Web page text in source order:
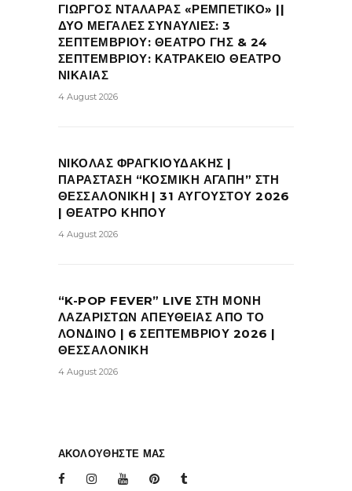
ΓΙΩΡΓΟΣ ΝΤΑΛΑΡΑΣ «ΡΕΜΠΕΤΙΚΟ» ||
ΔΥΟ ΜΕΓΑΛΕΣ ΣΥΝΑΥΛΙΕΣ: 3
ΣΕΠΤΕΜΒΡΙΟΥ: ΘΕΑΤΡΟ ΓΗΣ & 24
ΣΕΠΤΕΜΒΡΙΟΥ: ΚΑΤΡΑΚΕΙΟ ΘΕΑΤΡΟ
ΝΙΚΑΙΑΣ
4 August 2026
ΝΙΚΟΛΑΣ ΦΡΑΓΚΙΟΥΔΑΚΗΣ |
ΠΑΡΑΣΤΑΣΗ “ΚΟΣΜΙΚΗ ΑΓΑΠΗ” ΣΤΗ
ΘΕΣΣΑΛΟΝΙΚΗ | 31 ΑΥΓΟΥΣΤΟΥ 2026
| ΘΕΑΤΡΟ ΚΗΠΟΥ
4 August 2026
“K-POP FEVER” LIVE ΣΤΗ ΜΟΝΗ
ΛΑΖΑΡΙΣΤΩΝ ΑΠΕΥΘΕΙΑΣ ΑΠΟ ΤΟ
ΛΟΝΔΙΝΟ | 6 ΣΕΠΤΕΜΒΡΙΟΥ 2026 |
ΘΕΣΣΑΛΟΝΙΚΗ
4 August 2026
ΑΚΟΛΟΥΘΗΣΤΕ ΜΑΣ